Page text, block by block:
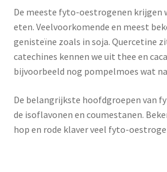
Verzorgingsproducten
Wasbaar maandverband
Wasbare zoogcompressen
Oefenbroekjes –
Yoni eggs
De meeste fyto-oestrogenen krijgen
eten. Veelvoorkomende en meest
genisteïne zoals in soja. Quercetine
catechines kennen we uit thee en
bijvoorbeeld nog pompelmoes wat
De belangrijkste hoofdgroepen van
de isoflavonen en coumestanen.
hop en rode klaver veel fyto-